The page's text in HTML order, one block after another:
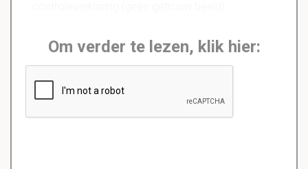
Om verder te lezen, klik hier: